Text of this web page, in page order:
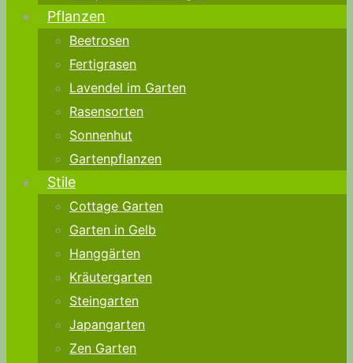
Pflanzen
Beetrosen
Fertigrasen
Lavendel im Garten
Rasensorten
Sonnenhut
Gartenpflanzen
Stile
Cottage Garten
Garten in Gelb
Hanggärten
Kräutergarten
Steingarten
Japangarten
Zen Garten